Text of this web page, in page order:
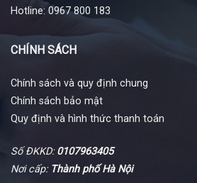
Hotline: 0967 800 183
CHÍNH SÁCH
Chính sách và quy định chung
Chính sách bảo mật
Quy định và hình thức thanh toán
Số ĐKKD:0107963405
Nơi cấp: Thành phố Hà Nội